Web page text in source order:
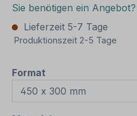
Sie benötigen ein Angebot?
Lieferzeit 5-7 Tage
Produktionszeit 2-5 Tage
Format